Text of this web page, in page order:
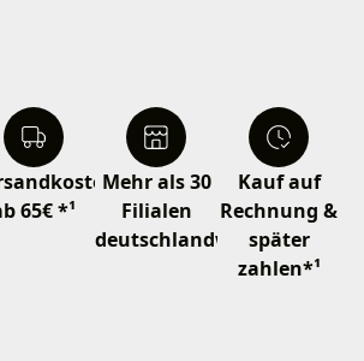
65€ *¹
Mehr als 30
Filialen
deutschlandweit
Kauf auf
Rechnung &
später
zahlen*¹